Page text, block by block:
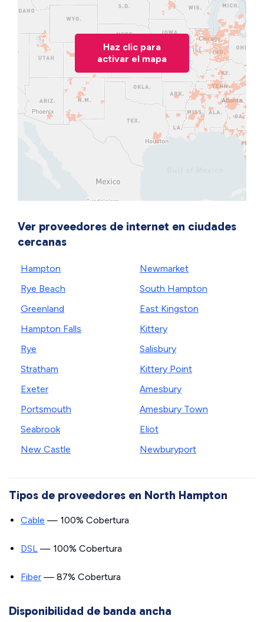
Haz clic para
activar el mapa
Ver proveedores de internet en ciudades
cercanas
Hampton
Rye Beach
Greenland
Hampton Falls
Rye
Stratham
Exeter
Portsmouth
Seabrook
New Castle
Newmarket
South Hampton
East Kingston
Kittery
Salisbury
Kittery Point
Amesbury
Amesbury Town
Eliot
Newburyport
Tipos de proveedores en North Hampton
Cable — 100% Cobertura
DSL — 100% Cobertura
Fiber — 87% Cobertura
Disponibilidad de banda ancha